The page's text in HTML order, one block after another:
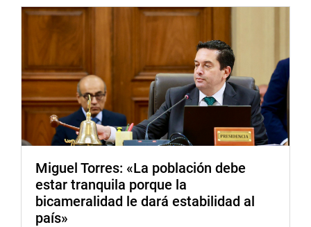
Miguel Torres: «La población debe
estar tranquila porque la
bicameralidad le dará estabilidad al
país»